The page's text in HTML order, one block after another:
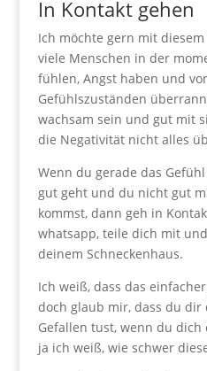
In Kontakt gehen
Ich möchte gern mit
viele Menschen in der
fühlen, Angst haben und
Gefühlszuständen
wachsam sein und gut mit
die Negativität nicht alles
Wenn du gerade das
gut geht und du nicht gut
kommst, dann geh in
whatsapp, teile dich mit
deinem Schneckenhaus.
Ich weiß, dass das
doch glaub mir, dass du
Gefallen tust, wenn du
ja ich weiß, wie schwer